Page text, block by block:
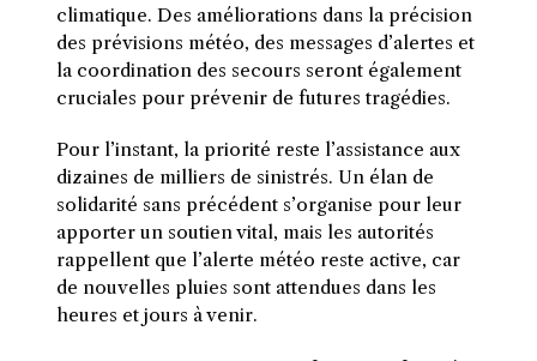
climatique. Des améliorations dans la précision
des prévisions météo, des messages d’alertes et
la coordination des secours seront également
cruciales pour prévenir de futures tragédies.
Pour l’instant, la priorité reste l’assistance aux
dizaines de milliers de sinistrés. Un élan de
solidarité sans précédent s’organise pour leur
apporter un soutien vital, mais les autorités
rappellent que l’alerte météo reste active, car
de nouvelles pluies sont attendues dans les
heures et jours à venir.